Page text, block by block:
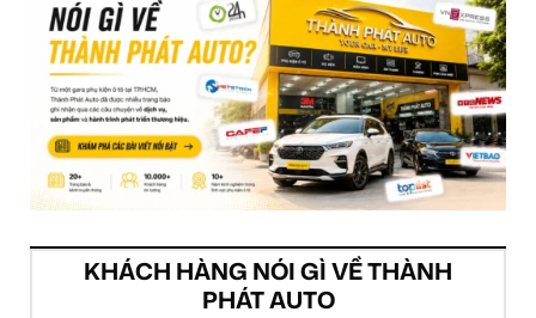
KHÁCH HÀNG NÓI GÌ VỀ THÀNH
PHÁT AUTO